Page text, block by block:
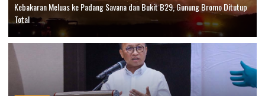
Kebakaran Meluas ke Padang Savana dan Bukit B29, Gunung Bromo Ditutup
Total